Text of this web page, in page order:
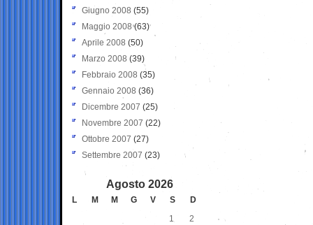
Giugno 2008 (55)
Maggio 2008(63)
Aprile 2008 (50)
Marzo 2008 (39)
Febbraio 2008 (35)
Gennaio 2008 (36)
Dicembre 2007 (25)
Novembre 2007 (22)
Ottobre 2007 (27)
Settembre 2007 (23)
Agosto 2026
L M M G V S
D
1
2